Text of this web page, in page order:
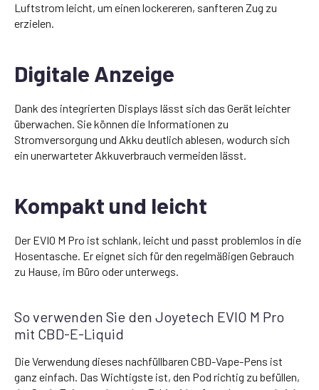
Luftstrom leicht, um einen lockereren, sanfteren Zug zu
erzielen.
Digitale Anzeige
Dank des integrierten Displays lässt sich das Gerät leichter
überwachen. Sie können die Informationen zu
Stromversorgung und Akku deutlich ablesen, wodurch sich
ein unerwarteter Akkuverbrauch vermeiden lässt.
Kompakt und leicht
Der EVIO M Pro ist schlank, leicht und passt problemlos in die
Hosentasche. Er eignet sich für den regelmäßigen Gebrauch
zu Hause, im Büro oder unterwegs.
So verwenden Sie den Joyetech EVIO M Pro
mit CBD-E-Liquid
Die Verwendung dieses nachfüllbaren CBD-Vape-Pens ist
ganz einfach. Das Wichtigste ist, den Pod richtig zu befüllen,